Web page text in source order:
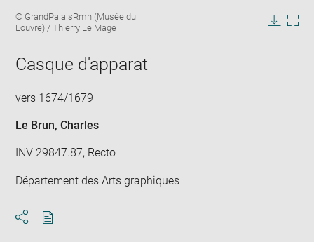
Image
caption:
© GrandPalaisRmn (Musée du
Louvre) / Thierry Le Mage
Casque d'apparat
vers 1674/1679
Le Brun, Charles
INV 29847.87, Recto
Département des Arts graphiques